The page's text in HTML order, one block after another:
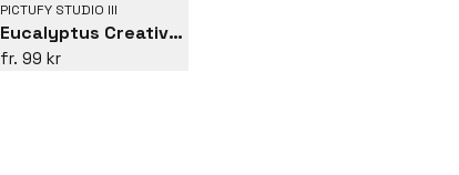
PICTUFY STUDIO III
Eucalyptus Creative 11
99 kr